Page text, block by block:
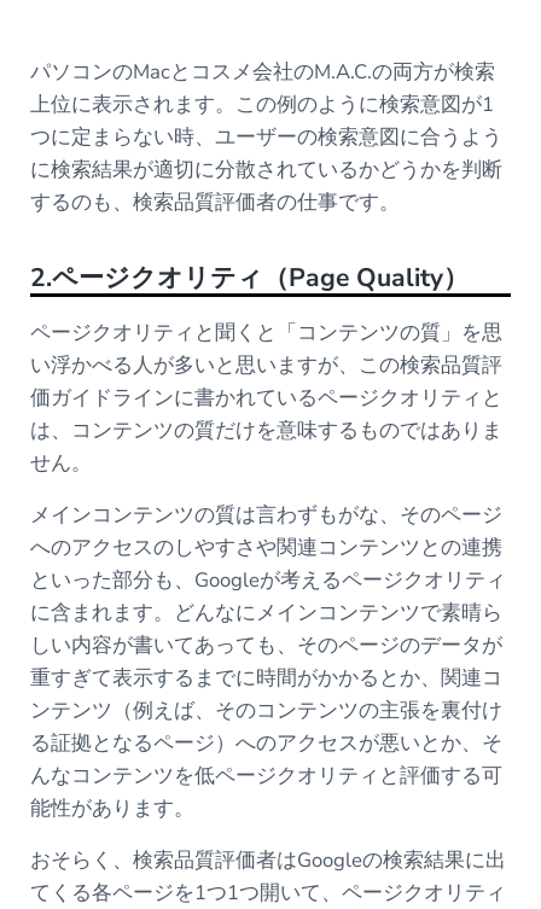
パソコンのMacとコスメ会社のM.A.C.の両方が検索
上位に表示されます。この例のように検索意図が1
つに定まらない時、ユーザーの検索意図に合うよう
に検索結果が適切に分散されているかどうかを判断
するのも、検索品質評価者の仕事です。
2.ページクオリティ（Page Quality）
ページクオリティと聞くと「コンテンツの質」を思
い浮かべる人が多いと思いますが、この検索品質評
価ガイドラインに書かれているページクオリティと
は、コンテンツの質だけを意味するものではありま
せん。
メインコンテンツの質は言わずもがな、そのページ
へのアクセスのしやすさや関連コンテンツとの連携
といった部分も、Googleが考えるページクオリティ
に含まれます。どんなにメインコンテンツで素晴ら
しい内容が書いてあっても、そのページのデータが
重すぎて表示するまでに時間がかかるとか、関連コ
ンテンツ（例えば、そのコンテンツの主張を裏付け
る証拠となるページ）へのアクセスが悪いとか、そ
んなコンテンツを低ページクオリティと評価する可
能性があります。
おそらく、検索品質評価者はGoogleの検索結果に出
てくる各ページを1つ1つ開いて、ページクオリティ